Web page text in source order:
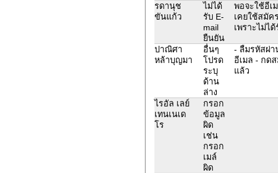
รดานุช
ขันแก้ว
ไม่ได้
รับ E-
mail
ยืนยัน
พอจะใช้อี
เคยใช้สมัค
เพราะไม่ไ
ปาณิศา
หล้าบุญมา
อื่นๆ
โปรด
ระบุ
ด้าน
ล่าง
- ลืมรหัสผ่า
อีเมล - กด
แล้ว
ไรอัล เลย์
เทนเนเด
โร
กรอก
ข้อมูล
ผิด
เช่น
กรอก
เมล์
ผิด